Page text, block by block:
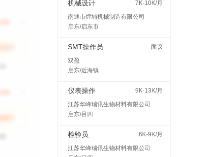
机械设计
7K-10K/月
南通市煌埔机械制造有限公司
启东/启东市
SMT操作员
面议
双盈
启东/近海镇
仪表操作
9K-13K/月
江苏华峰瑞讯生物材料有限公司
启东/吕四
检验员
6K-9K/月
江苏华峰瑞讯生物材料有限公司